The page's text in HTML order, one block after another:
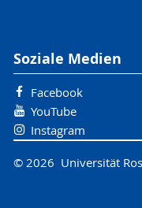
Soziale Medien
Facebook
YouTube
Instagram
© 2026 Universität